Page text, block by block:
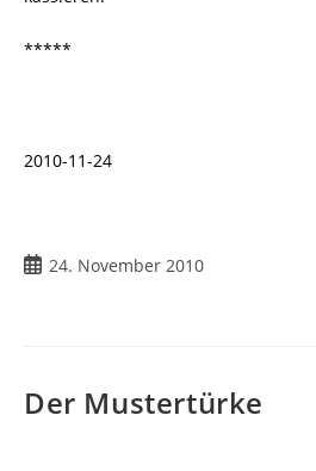
*****
2010-11-24
Beitrag
24. November 2010
Der Mustertürke